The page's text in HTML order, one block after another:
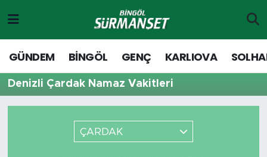
GÜNDEM BİNGÖL GENÇ KARLIOVA
Denizli Çardak Namaz Vakitleri
ÇARDAK
Genç
Solhan
Merkez Hava Durumu
Merkez Trafik Yoğunluk Haritası
Süper Lig Puan Durumu ve Fikstür